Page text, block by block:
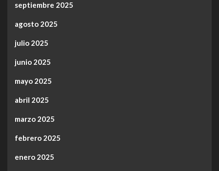
septiembre 2025
agosto 2025
julio 2025
junio 2025
mayo 2025
abril 2025
marzo 2025
febrero 2025
enero 2025